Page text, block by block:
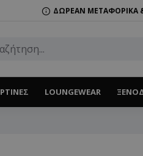
ΔΩΡΕΑΝ ΜΕΤΑΦΟΡΙΚΑ
LOUNGEWEAR